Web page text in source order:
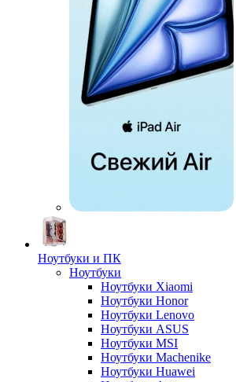
Ноутбуки и ПК
Ноутбуки
Ноутбуки Xiaomi
Ноутбуки Honor
Ноутбуки Lenovo
Ноутбуки ASUS
Ноутбуки MSI
Ноутбуки Machenike
Ноутбуки Huawei